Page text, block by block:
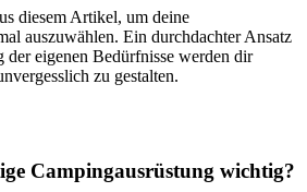
diesem Artikel, um deine
auszuwählen. Ein durchdachter Ansatz
eigenen Bedürfnisse werden dir
zu gestalten.
Campingausrüstung wichtig?